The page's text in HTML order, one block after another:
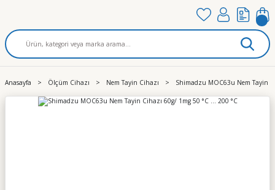
Anasayfa Ölçüm Cihazı Nem Tayin Cihazı Shimadzu MOC63u Nem Tayin